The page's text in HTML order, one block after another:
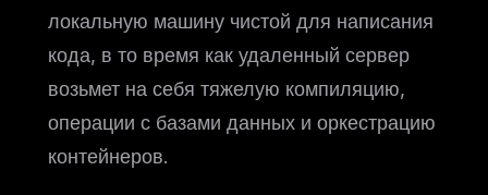
локальную машину чистой для написания
кода, в то время как удаленный сервер
возьмет на себя тяжелую компиляцию,
операции с базами данных и оркестрацию
контейнеров.